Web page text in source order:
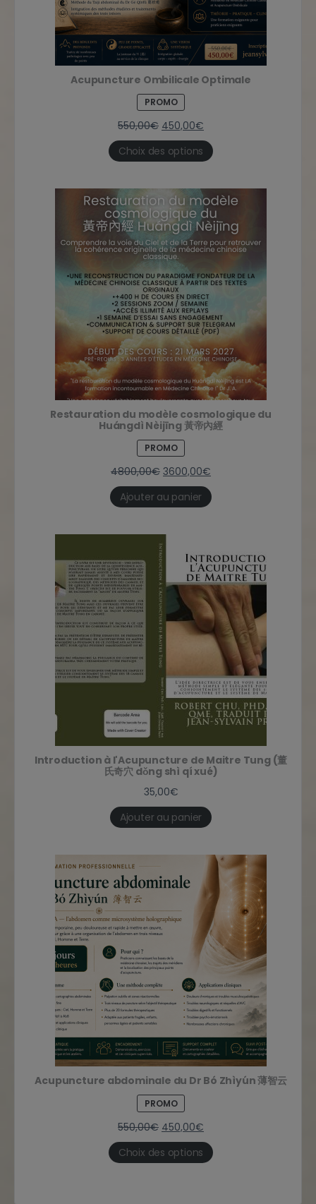
Acupuncture Ombilicale Optimale
PROMO
550,00€ 450,00€
Choix des options
Restauration du modèle cosmologique du
Huángdì Nèijīng 黃帝內經
PROMO
4800,00€ 3600,00€
Ajouter au panier
Introduction à l'Acupuncture de Maitre Tung (董
氏奇穴 dǒng shì qí xué)
35,00€
Ajouter au panier
Acupuncture abdominale du Dr Bó Zhìyún 薄智云
PROMO
550,00€ 450,00€
Choix des options